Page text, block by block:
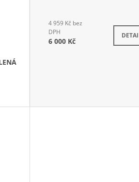
4 959 Kč bez
DPH
6 000 Kč